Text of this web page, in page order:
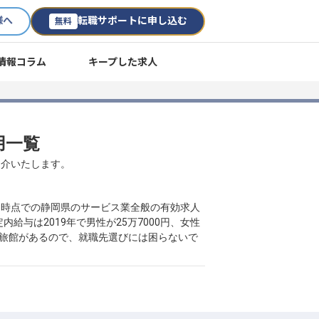
へ 無料 転職サポートに申し込む
報コラム キープした求人
一覧
いたします。
点での静岡県のサービス業全般の有効求人
給与は2019年で男性が25万7000円、女性
館があるので、就職先選びには困らないで